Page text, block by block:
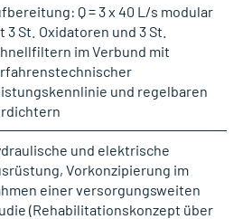
Q = 3 x 40 L/s modular
3 St. Oxidatoren und 3 St.
im Verbund mit
und regelbaren
und elektrische
Vorkonzipierung im
einer versorgungsweiten
(Rehabilitationskonzept über